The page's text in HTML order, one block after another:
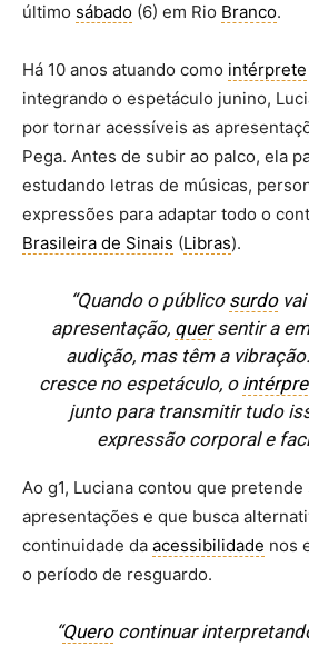
último sábado (6) em Rio Branco.
Há 10 anos atuando como intérprete
integrando o espetáculo junino,
por tornar acessíveis as
Pega. Antes de subir ao palco, ela
estudando letras de músicas,
expressões para adaptar todo o
Brasileira de Sinais (Libras).
“Quando o público surdovai
apresentação, quersentir a
audição, mas têm a
cresce no espetáculo, o
junto para transmitir tudo
expressão corporal e
Ao g1, Luciana contou que pretende
apresentações e que busca
continuidade da acessibilidade nos
o período de resguardo.
“Querocontinuar